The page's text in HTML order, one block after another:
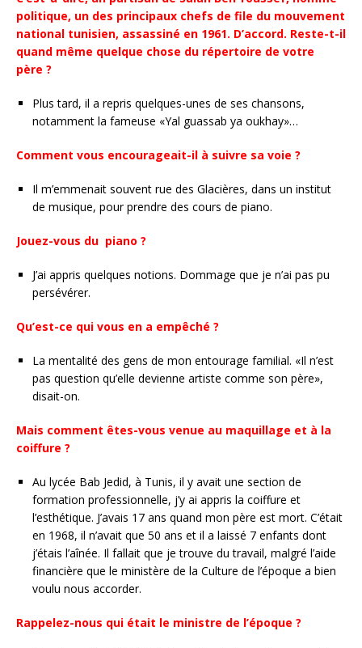
politique, un des principaux chefs de file du mouvement
national tunisien, assassiné en 1961. D’accord. Reste-t-il
quand même quelque chose du répertoire de votre
père ?
Plus tard, il a repris quelques-unes de ses chansons,
notamment la fameuse «Yal guassab ya oukhay»…
Comment vous encourageait-il à suivre sa voie ?
Il m’emmenait souvent rue des Glacières, dans un institut
de musique, pour prendre des cours de piano.
Jouez-vous du piano ?
J’ai appris quelques notions. Dommage que je n’ai pas pu
persévérer.
Qu’est-ce qui vous en a empêché ?
La mentalité des gens de mon entourage familial. «Il n’est
pas question qu’elle devienne artiste comme son père»,
disait-on.
Mais comment êtes-vous venue au maquillage et à la
coiffure ?
Au lycée Bab Jedid, à Tunis, il y avait une section de
formation professionnelle, j’y ai appris la coiffure et
l’esthétique. J’avais 17 ans quand mon père est mort. C’était
en 1968, il n’avait que 50 ans et il a laissé 7 enfants dont
j’étais l’aînée. Il fallait que je trouve du travail, malgré l’aide
financière que le ministère de la Culture de l’époque a bien
voulu nous accorder.
Rappelez-nous qui était le ministre de l’époque ?